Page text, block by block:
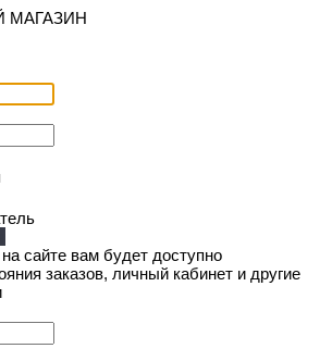
МАГАЗИН
сайте вам будет доступно
заказов, личный кабинет и другие